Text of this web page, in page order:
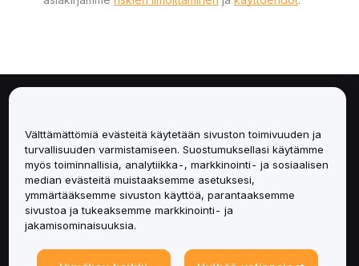
Palvelut
Tuki
Tuotteet
Välttämättömiä evästeitä käytetään sivuston toimivuuden ja
turvallisuuden varmistamiseen. Suostumuksellasi käytämme
myös toiminnallisia, analytiikka-, markkinointi- ja sosiaalisen
median evästeitä muistaaksemme asetuksesi,
ymmärtääksemme sivuston käyttöä, parantaaksemme
sivustoa ja tukeaksemme markkinointi- ja
jakamisominaisuuksia.